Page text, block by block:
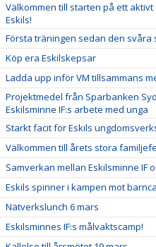
Välkommen till starten på ett
Eskils!
Första träningen sedan den svåra
Köp era Eskilskepsar
Ladda upp inför VM tillsammans
Projektmedel från Sparbanken
Eskilsminne IF:s arbete med unga
Starkt facit för Eskils
Välkommen till årets stora
Samverkan mellan Eskilsminne IF
Eskils spinner i kampen mot
Nätverkslunch 6 mars
Eskilsminnes IF:s målvaktscamp!